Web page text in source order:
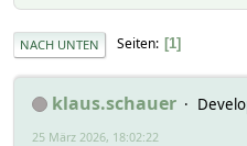
NACH UNTEN Seiten 1
klaus.schauer
25 März 2026, 18:02:22